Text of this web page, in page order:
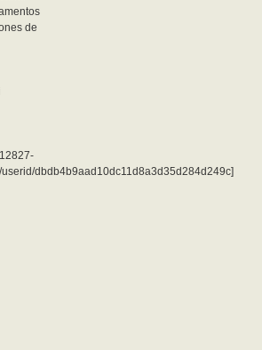
de
dbdb4b9aad10dc11d8a3d35d284d249c]